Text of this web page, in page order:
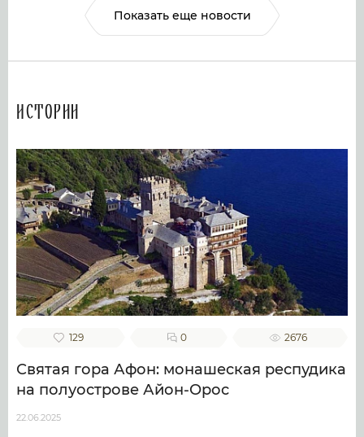
Показать еще новости
Истории
129 0 2676
Святая гора Афон: монашеская респудика
на полуострове Айон-Орос
22.06.2025